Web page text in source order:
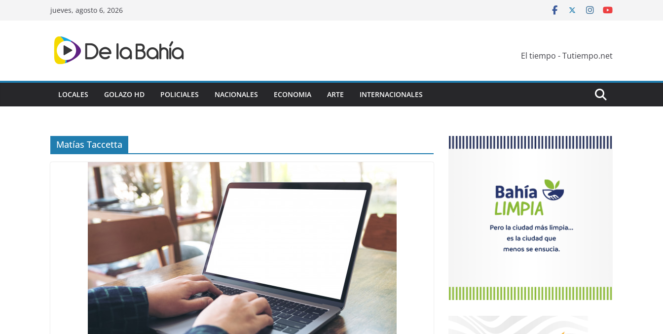
jueves, agosto 6, 2026
El tiempo - Tutiempo.net
LOCALES GOLAZO HD POLICIALES NACIONALES ECONOMIA ARTE INTERNACIONALES
Matías Taccetta